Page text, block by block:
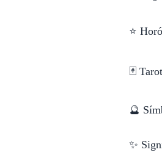
⭐
🃏
🔮
✨